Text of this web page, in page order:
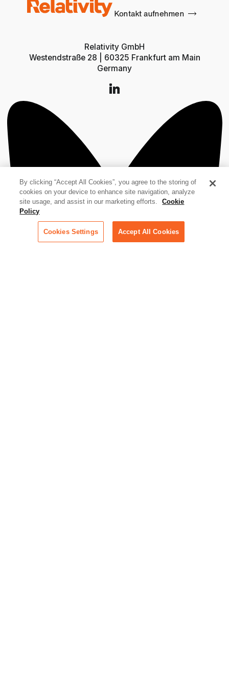
Kontakt aufnehmen
Relativity GmbH
Westendstraße 28 | 60325 Frankfurt am Main
Germany
By clicking “Accept All Cookies”, you agree to the storing of
cookies on your device to enhance site navigation, analyze
site usage, and assist in our marketing efforts.
Cookie
Policy
Cookies Settings Accept All Cookies